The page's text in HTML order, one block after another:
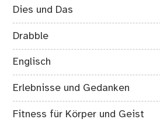
Dies und Das
Drabble
Englisch
Erlebnisse und Gedanken
Fitness für Körper und Geist